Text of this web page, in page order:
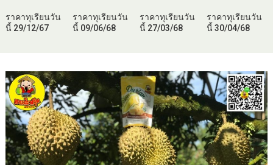
ราคาทุเรียนวัน
นี้ 29/12/67
ราคาทุเรียนวัน
นี้ 09/06/68
ราคาทุเรียนวัน
นี้ 27/03/68
ราคาทุเรียนวัน
นี้ 30/04/68